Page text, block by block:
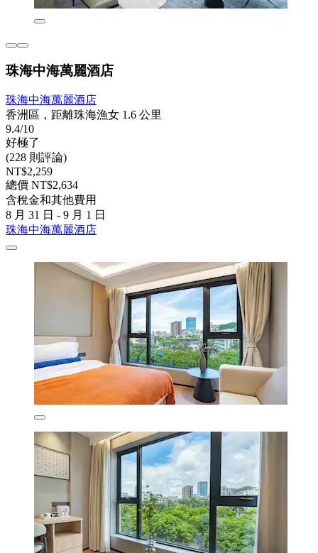
珠海中海萬麗酒店
珠海中海萬麗酒店
香洲區，距離珠海漁女 1.6 公里
9.4/10
好極了
(228 則評論)
NT$2,259
總價 NT$2,634
含稅金和其他費用
8 月 31 日 - 9 月 1 日
珠海中海萬麗酒店